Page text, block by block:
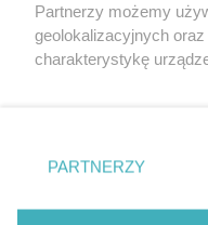
©
Partnerzy możemy
geolokalizacyjnych
charakterystykę
zmienić/wycofać
znajdujący się w
rodzaje przetwarzania
PARTNERZY